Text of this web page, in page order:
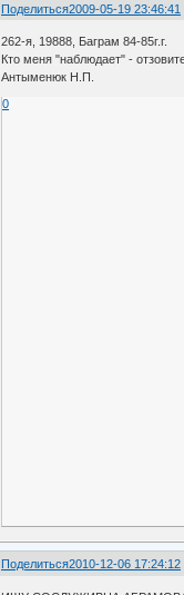
Поделиться2009-05-19 23:46:41
262-я, 19888, Баграм 84-85г.г.
Кто меня "наблюдает" -
Антыменюк Н.П.
0
Поделиться2010-12-06 17:24:12